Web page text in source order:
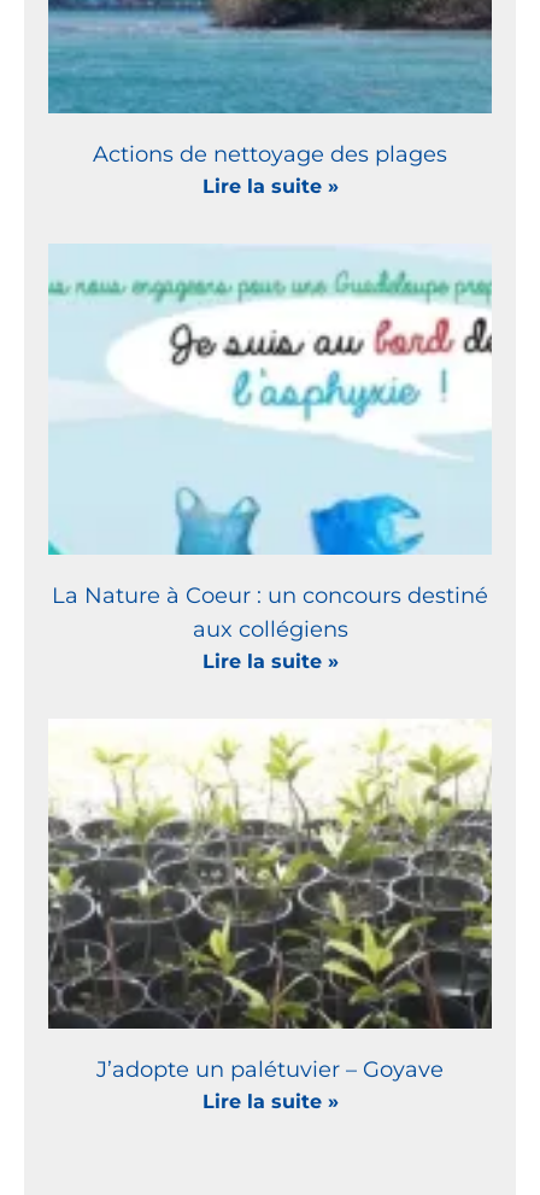
Actions de nettoyage des plages
Lire la suite »
La Nature à Coeur : un concours destiné
aux collégiens
Lire la suite »
J’adopte un palétuvier – Goyave
Lire la suite »